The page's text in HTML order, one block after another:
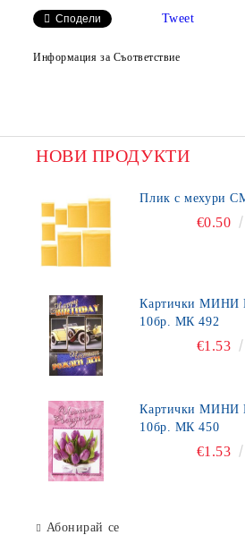
Сподели Tweet
Информация за Съответствие
НОВИ ПРОДУКТИ
€0.50
Картички МИНИ ПЕНТАГРАМ К-т
10бр. МК 492
€1.53
Картички МИНИ ПЕНТАГРАМ К-т
10бр. МК 450
€1.53
Абонирай се